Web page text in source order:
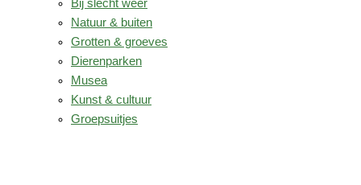
Bij slecht weer
Natuur & buiten
Grotten & groeves
Dierenparken
Musea
Kunst & cultuur
Groepsuitjes